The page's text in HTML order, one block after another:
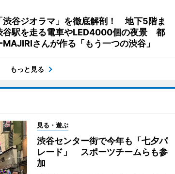
渋谷ジオラマ」を徹底解剖！ 地下5階ま
谷駅を走る電車やLED4000個の夜景 都
さんが作る「もう一つの渋谷」
もっと見る
見る・遊ぶ
渋谷センター街で今年も「七夕パ
レード」 スポーツチームらも参
加